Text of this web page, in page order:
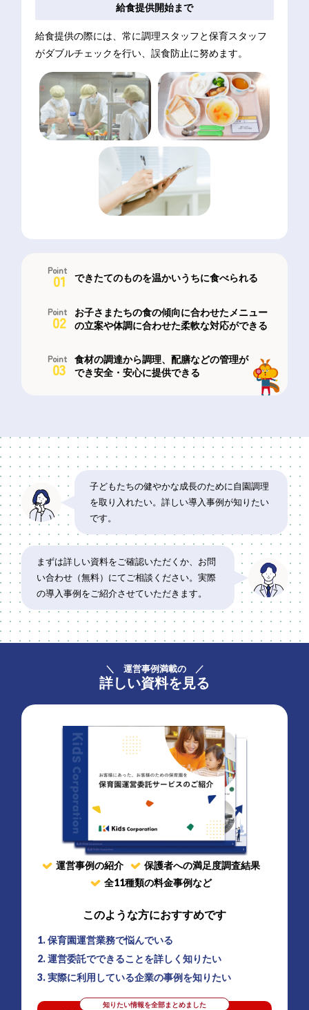
給食提供開始まで
給食提供の際には、常に調理スタッフと保育スタッフ
がダブルチェックを行い、誤食防止に努めます。
Point
01 できたてのものを温かいうちに食べられる
Point
02
お子さまたちの食の傾向に合わせたメニュー
の立案や体調に合わせた柔軟な対応ができる
Point
03
食材の調達から調理、配膳などの管理が
でき安全・安心に提供できる
子どもたちの健やかな成長のために自園調理
を取り入れたい。詳しい導入事例が知りたい
です。
まずは詳しい資料をご確認いただくか、お問
い合わせ（無料）にてご相談ください。実際
の導入事例をご紹介させていただきます。
＼ 運営事例満載の ／
詳しい資料を見る
運営事例の紹介
保護者への満足度調査結果
全11種類の料金事例など
このような方におすすめです
1. 保育園運営業務で悩んでいる
2. 運営委託でできることを詳しく知りたい
3. 実際に利用している企業の事例を知りたい
知りたい情報を全部まとめました